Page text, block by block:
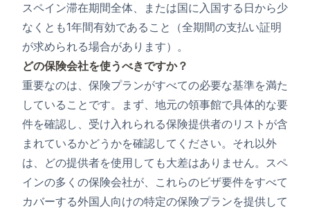
スペイン滞在期間全体、または国に入国する日から少
なくとも1年間有効であること（全期間の支払い証明
が求められる場合があります）。
どの保険会社を使うべきですか？
重要なのは、保険プランがすべての必要な基準を満た
していることです。まず、地元の領事館で具体的な要
件を確認し、受け入れられる保険提供者のリストが含
まれているかどうかを確認してください。それ以外
は、どの提供者を使用しても大差はありません。スペ
インの多くの保険会社が、これらのビザ要件をすべて
カバーする外国人向けの特定の保険プランを提供して